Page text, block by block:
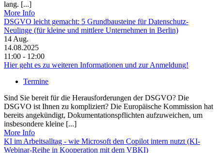
lang. [...]
More Info
DSGVO leicht gemacht: 5 Grundbausteine für Datenschutz-
Neulinge (für kleine und mittlere Unternehmen in Berlin)
14 Aug.
14.08.2025
11:00 - 12:00
Hier geht es zu weiteren Informationen und zur Anmeldung!
Termine
Sind Sie bereit für die Herausforderungen der DSGVO? Die
DSGVO ist Ihnen zu kompliziert? Die Europäische Kommission hat
bereits angekündigt, Dokumentationspflichten aufzuweichen, um
insbesondere kleine [...]
More Info
KI im Arbeitsalltag - wie Microsoft den Copilot intern nutzt (KI-
Webinar-Reihe in Kooperation mit dem VBKI)